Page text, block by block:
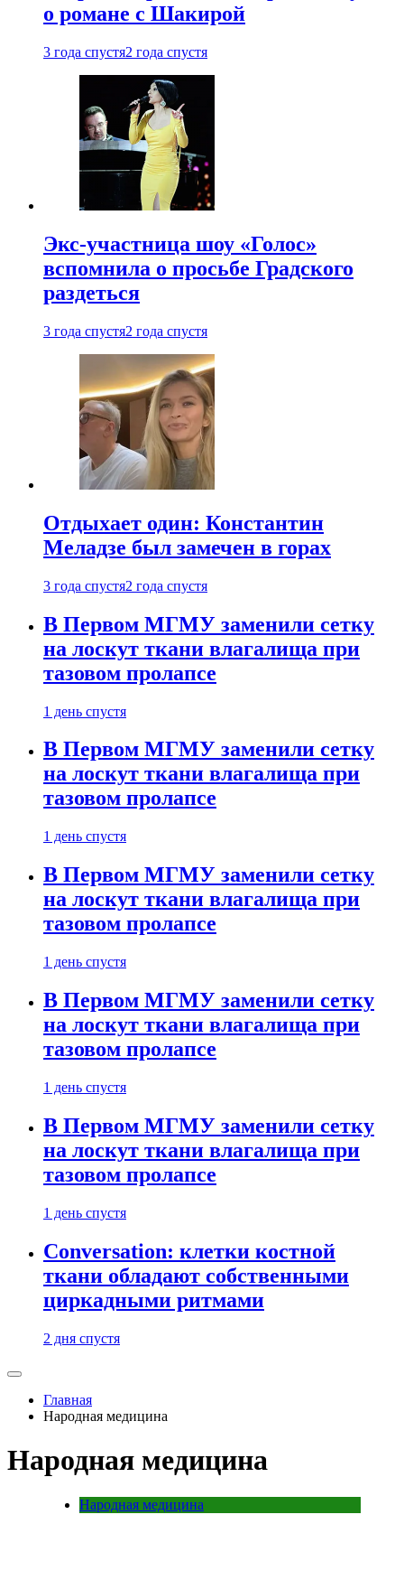
о романе с Шакирой
3 года спустя2 года спустя
Экс-участница шоу «Голос»
вспомнила о просьбе Градского
раздеться
3 года спустя2 года спустя
Отдыхает один: Константин
Меладзе был замечен в горах
3 года спустя2 года спустя
В Первом МГМУ заменили сетку
на лоскут ткани влагалища при
тазовом пролапсе
1 день спустя
В Первом МГМУ заменили сетку
на лоскут ткани влагалища при
тазовом пролапсе
1 день спустя
В Первом МГМУ заменили сетку
на лоскут ткани влагалища при
тазовом пролапсе
1 день спустя
В Первом МГМУ заменили сетку
на лоскут ткани влагалища при
тазовом пролапсе
1 день спустя
В Первом МГМУ заменили сетку
на лоскут ткани влагалища при
тазовом пролапсе
1 день спустя
Conversation: клетки костной
ткани обладают собственными
циркадными ритмами
2 дня спустя
Главная
Народная медицина
Народная медицина
Народная медицина